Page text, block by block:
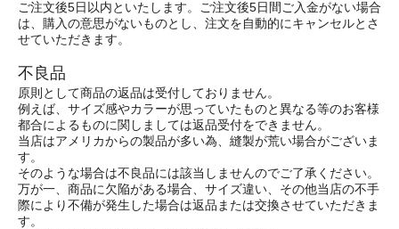
ご注文後5日以内といたします。ご注文後5日間ご入金がない場合
は、購入の意思がないものとし、注文を自動的にキャンセルとさ
せていただきます。
不良品
原則として商品の返品は受付しておりません。
例えば、サイズ感やカラーが思っていたものと異なる等のお客様
都合によるものに関しましては返品受付をできません。
当店はアメリカからの製品が多い為、縫製が荒い場合がございま
す。
そのような場合は不良品には該当しませんのでご了承ください。
万が一、商品に欠陥がある場合、サイズ違い、その他当店の不手
際により不備が発生した場合は返品または交換させていただきま
す。